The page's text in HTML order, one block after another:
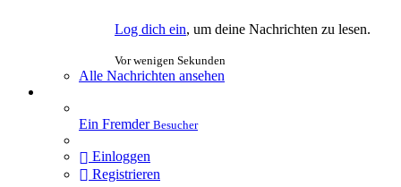
Log dich ein, um deine Nachrichten zu lesen.
Vor wenigen Sekunden
Alle Nachrichten ansehen
Ein Fremder Besucher
Einloggen
Registrieren